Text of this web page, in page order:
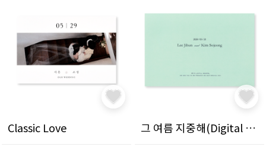
Classic Love 그 여름 지중해(Digital Ver)